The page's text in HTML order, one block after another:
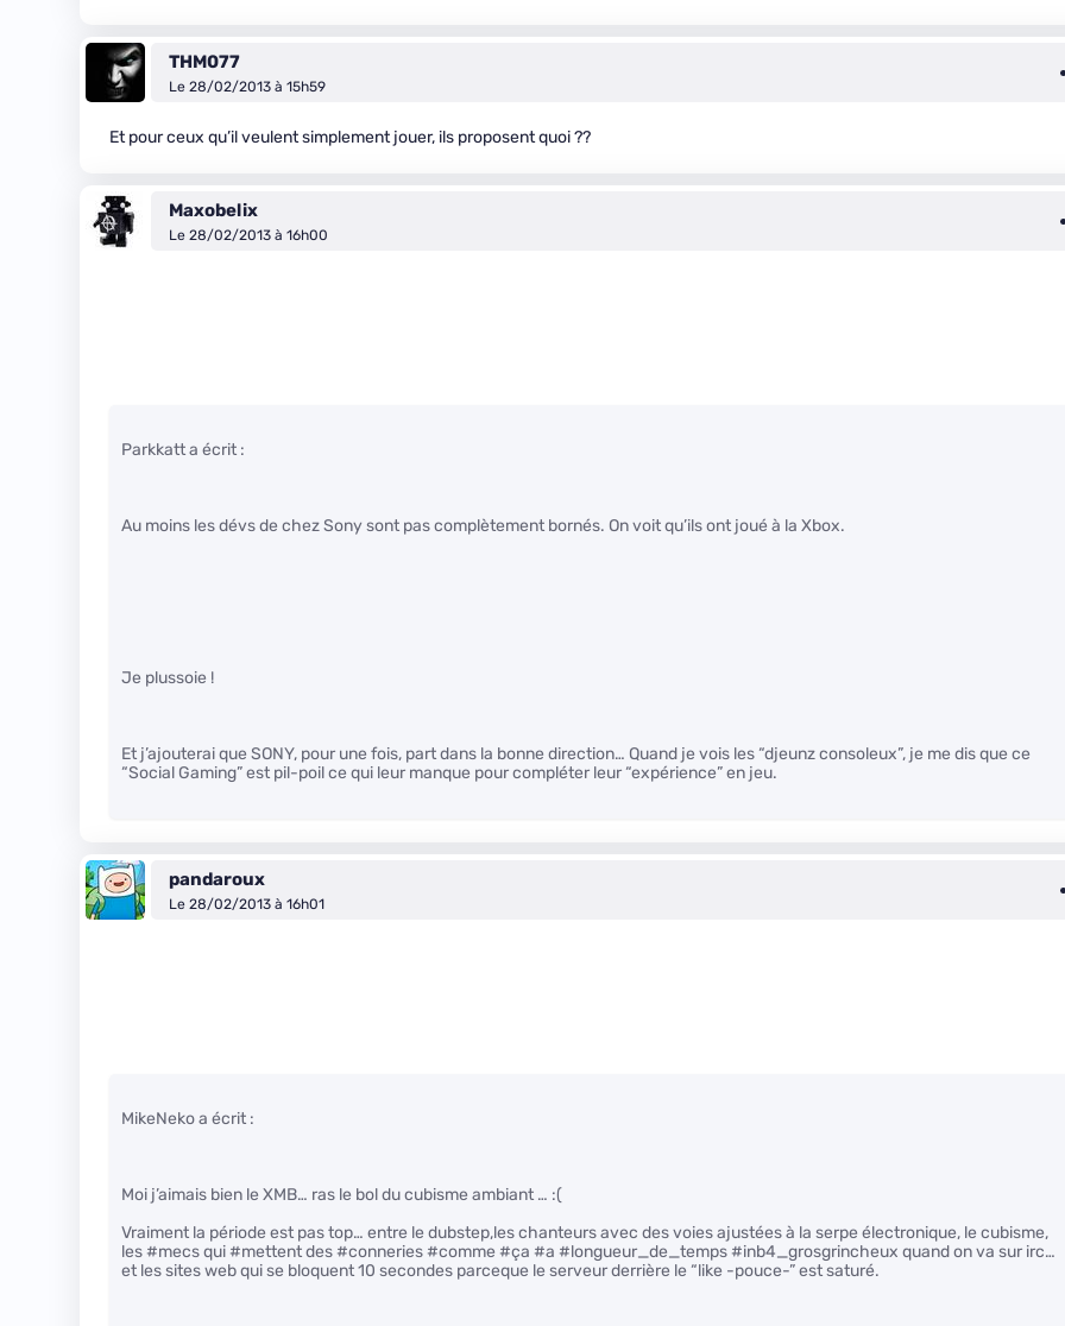
THM077
Le 28/02/2013 à 15h59
Et pour ceux qu’il veulent simplement jouer, ils proposent quoi ??
Maxobelix
Le 28/02/2013 à 16h00
Parkkatt a écrit :
Au moins les dévs de chez Sony sont pas complètement bornés. On voit qu’ils ont joué à la Xbox.
Je plussoie !
Et j’ajouterai que SONY, pour une fois, part dans la bonne direction… Quand je vois les “djeunz consoleux”, je me dis que ce
“Social Gaming” est pil-poil ce qui leur manque pour compléter leur “expérience” en jeu.
pandaroux
Le 28/02/2013 à 16h01
MikeNeko a écrit :
Moi j’aimais bien le XMB… ras le bol du cubisme ambiant … :(
Vraiment la période est pas top… entre le dubstep,les chanteurs avec des voies ajustées à la serpe électronique, le cubisme,
les #mecs qui #mettent des #conneries #comme #ça #a #longueur_de_temps #inb4_grosgrincheux quand on va sur irc…
et les sites web qui se bloquent 10 secondes parceque le serveur derrière le “like -pouce-” est saturé.